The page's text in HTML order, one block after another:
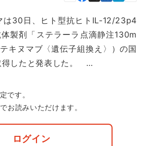
30日、ヒト型抗ヒトIL-12/23p4
製剤「ステラーラ点滴静注130m
キヌマブ〈遺伝子組換え〉）の国
得したと発表した。 …
です。
お読みいただけます。
ログイン